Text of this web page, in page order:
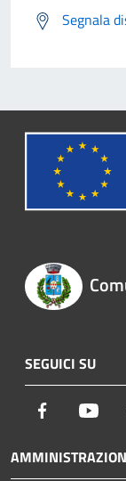
Segnala
SEGUICI SU
Facebook